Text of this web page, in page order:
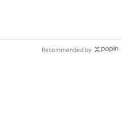
Recommended by